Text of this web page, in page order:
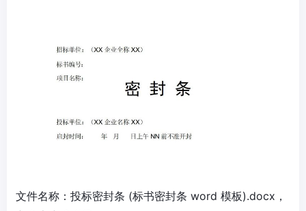
文件名称：投标密封条 (标书密封条 word 模板).docx，